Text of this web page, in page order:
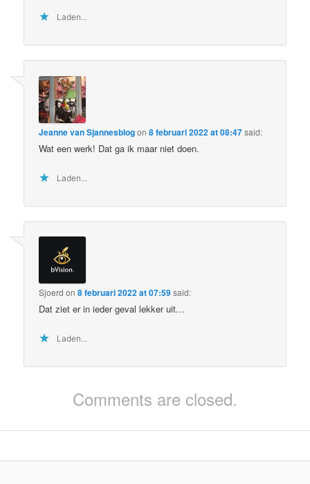
Laden...
Jeanne van Sjannesblogon8 februari 2022 at 08:47said:
Wat een werk! Dat ga ik maar niet doen.
Laden...
Sjoerd on8 februari 2022 at 07:59said:
Dat ziet er in ieder geval lekker uit…
Laden...
Comments are closed.